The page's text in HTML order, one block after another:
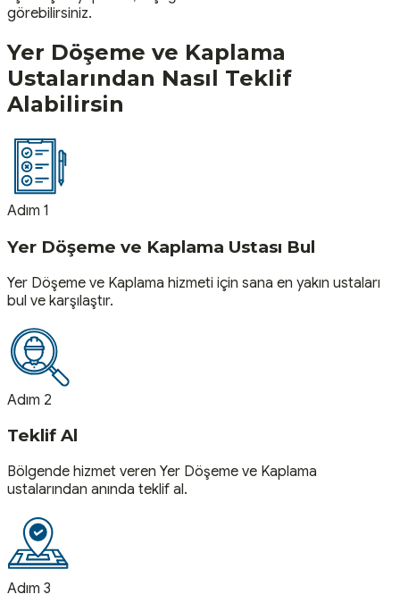
görebilirsiniz.
Yer Döşeme ve Kaplama
Ustalarından Nasıl Teklif
Alabilirsin
Adım 1
Yer Döşeme ve Kaplama Ustası Bul
Yer Döşeme ve Kaplama hizmeti için sana en yakın ustaları
bul ve karşılaştır.
Adım 2
Teklif Al
Bölgende hizmet veren Yer Döşeme ve Kaplama
ustalarından anında teklif al.
Adım 3